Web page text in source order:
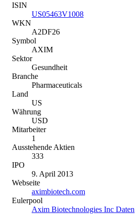
ISIN
US05463V1008
WKN
A2DF26
Symbol
AXIM
Sektor
Gesundheit
Branche
Pharmaceuticals
Land
US
Währung
USD
Mitarbeiter
1
Ausstehende Aktien
333
IPO
9. April 2013
Webseite
aximbiotech.com
Eulerpool
Axim Biotechnologies Inc Daten